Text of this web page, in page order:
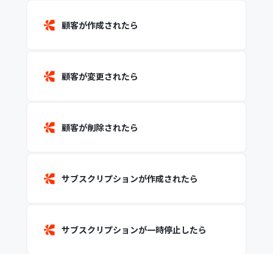
顧客が作成されたら
顧客が変更されたら
顧客が削除されたら
サブスクリプションが作成されたら
サブスクリプションが一時停止したら